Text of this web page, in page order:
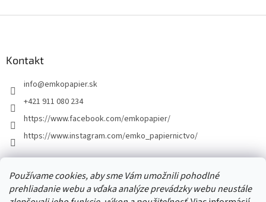
Používame cookies, aby sme Vám umožnili pohodlné
prehliadanie webu a vďaka analýze prevádzky webu neustále
Kontakt
info@emkopapier.sk
+421 911 080 234
https://www.facebook.com/emkopapier/
https://www.instagram.com/emko_papiernictvo/
Facebook